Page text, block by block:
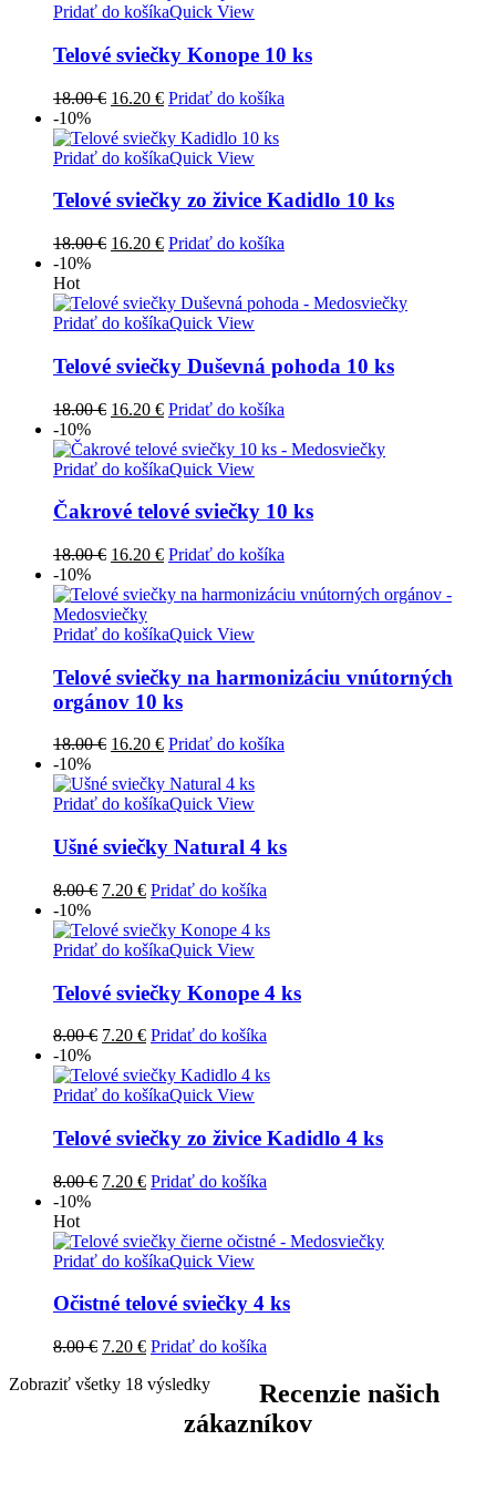
21.00 €.18.90 €.
Pridať do košíkaQuick View
Telové sviečky Konope 10 ks
18.00€ Pôvodná
bola:
18.00 €.
16.20 €Aktuálna
je:
16.20 €.
Pridať do košíka
-10%
Pridať do košíkaQuick View
Telové sviečky zo živice Kadidlo 10 ks
18.00€ Pôvodná
18.00 €.
16.20 €Aktuálna
16.20 €.
Pridať do košíka
-10%
Hot
Pridať do košíkaQuick View
Telové sviečky Duševná pohoda 10 ks
18.00€ Pôvodná
bola:
18.00 €.
16.20 €Aktuálna
je:
16.20 €.
Pridať do košíka
-10%
Pridať do košíkaQuick View
Čakrové telové sviečky 10 ks
18.00€ Pôvodná
bola:
18.00 €.
16.20 €Aktuálna
je:
Pridať do košíka
-10%
Pridať do košíkaQuick View
Telové sviečky na harmonizáciu vnútorných
orgánov 10 ks
18.00€ Pôvodná
bola:
18.00 €.
16.20 €Aktuálna
je:
16.20 €.
Pridať do košíka
-10%
Pridať do košíkaQuick View
Ušné sviečky Natural 4 ks
8.00€ Pôvodná
bola:
8.00 €.
7.20 €Aktuálna
je:
7.20 €.
Pridať do košíka
-10%
Pridať do košíkaQuick View
Telové sviečky Konope 4 ks
8.00€ Pôvodná
bola:
8.00 €.
7.20 €Aktuálna
je:
7.20 €.
Pridať do košíka
-10%
Pridať do košíkaQuick View
Telové sviečky zo živice Kadidlo 4 ks
8.00€ Pôvodná
8.00 €.
7.20 €Aktuálna
7.20 €.
Pridať do košíka
-10%
Hot
Pridať do košíkaQuick View
Očistné telové sviečky 4 ks
8.00€ Pôvodná
bola:
7.20 €Aktuálna
je:
Pridať do košíka
Zobraziť všetky 18 výsledky
Recenzie našich
zákazníkov